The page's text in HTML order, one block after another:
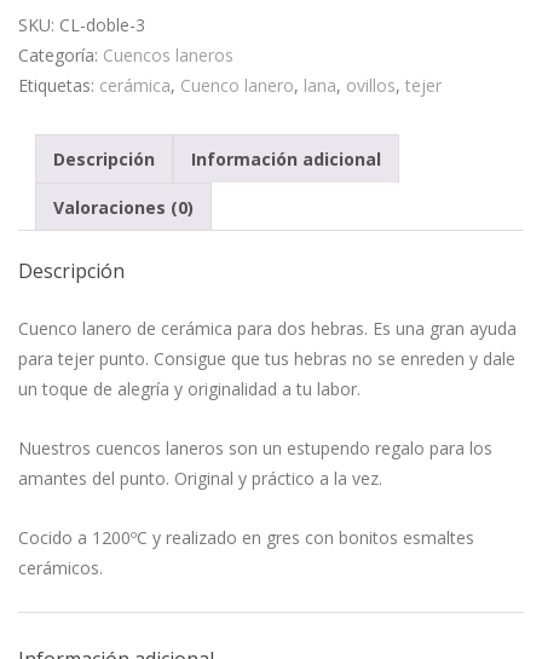
hebras
cantidad
SKU: CL-doble-3
Categoría: Cuencos laneros
Etiquetas: cerámica, Cuenco lanero, lana, ovillos, tejer
Descripción Información adicional
Valoraciones (0)
Descripción
Cuenco lanero de cerámica para dos hebras. Es una gran ayuda
para tejer punto. Consigue que tus hebras no se enreden y dale
un toque de alegría y originalidad a tu labor.
Nuestros cuencos laneros son un estupendo regalo para los
amantes del punto. Original y práctico a la vez.
Cocido a 1200ºC y realizado en gres con bonitos esmaltes
cerámicos.